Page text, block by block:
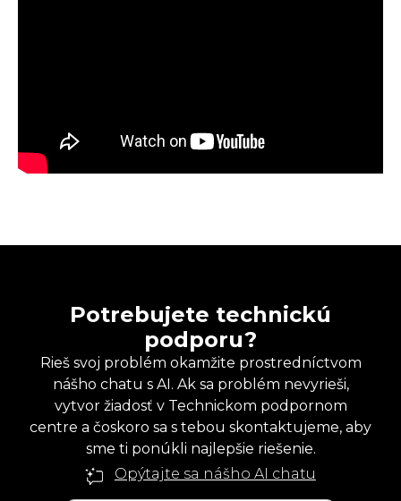
Potrebujete technickú
podporu?
Rieš svoj problém okamžite prostredníctvom
nášho chatu s AI. Ak sa problém nevyrieši,
vytvor žiadosť v Technickom podpornom
centre a čoskoro sa s tebou skontaktujeme, aby
sme ti ponúkli najlepšie riešenie.
Opýtajte sa nášho AI chatu